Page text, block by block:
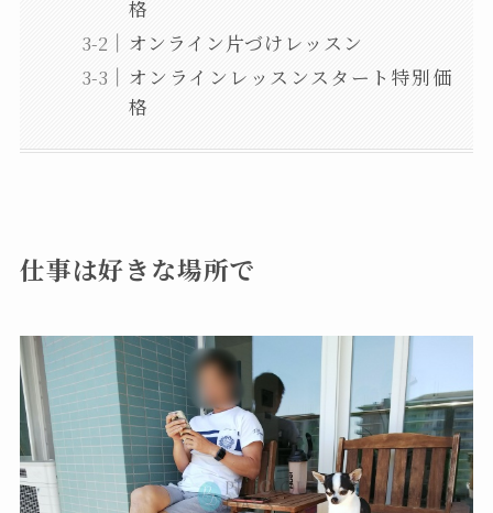
格
オンライン片づけレッスン
オンラインレッスンスタート特別価
格
仕事は好きな場所で